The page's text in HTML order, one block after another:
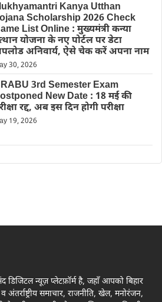
Kanya Utthan
Scholarship 2026 Check
List Online : मुख्यमंत्री कन्या
योजना के नए पोर्टल पर डेटा
अनिवार्य, ऐसे चेक करें अपना नाम
30, 2026
3rd Semester Exam
New Date : 18 मई की
रद्द, अब इस दिन होगी परीक्षा
19, 2026
डिजिटल न्यूज़ प्लेटफ़ॉर्म है, जहाँ आपको बिहार
व अंतर्राष्ट्रीय समाचार, राजनीति, खेल, मनोरंजन,